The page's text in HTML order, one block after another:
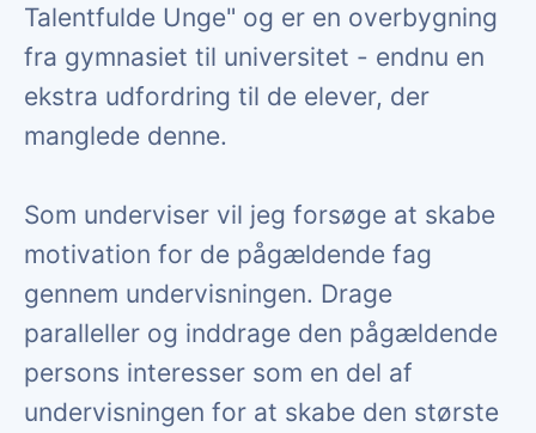
Talentfulde Unge" og er en overbygning
fra gymnasiet til universitet - endnu en
ekstra udfordring til de elever, der
manglede denne.
Som underviser vil jeg forsøge at skabe
motivation for de pågældende fag
gennem undervisningen. Drage
paralleller og inddrage den pågældende
persons interesser som en del af
undervisningen for at skabe den største